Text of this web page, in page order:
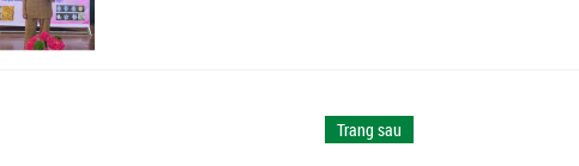
Trang sau